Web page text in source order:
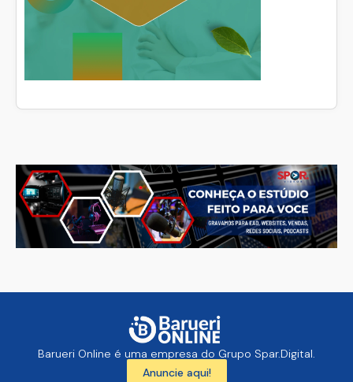
Barueri Online é uma empresa do Grupo Spar.Digital.
Anuncie aqui!